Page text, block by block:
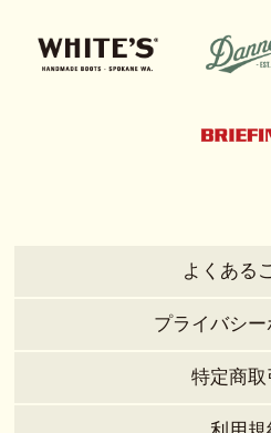
よくある
プライバシ
特定商取